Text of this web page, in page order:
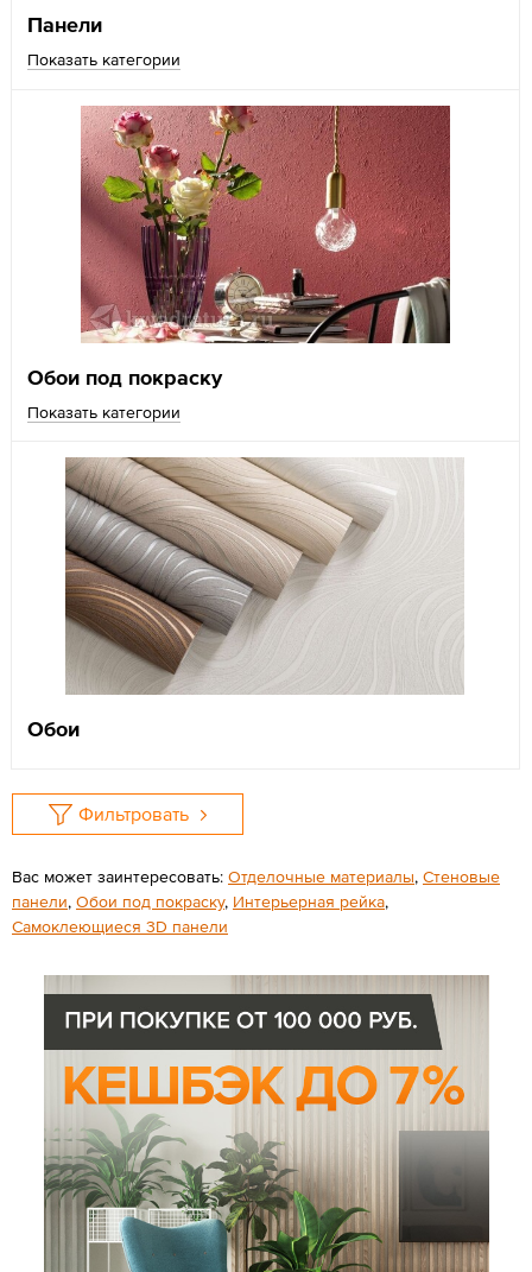
Панели
Показать категории
Обои под покраску
Показать категории
Обои
Фильтровать
Вас может заинтересовать: Отделочные материалы, Стеновые
панели, Обои под покраску, Интерьерная рейка,
Самоклеющиеся 3D панели